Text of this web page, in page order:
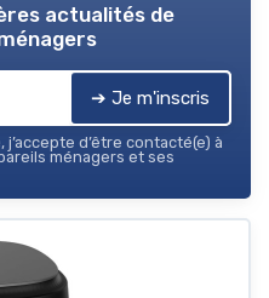
actualités de
➔ Je m'inscris
d’être contacté(e) à
ménagers et ses